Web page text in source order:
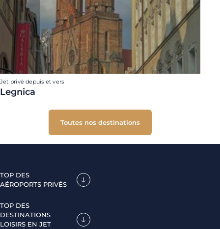
Jet privé depuis et vers
Legnica
Toutes nos destinations
TOP DES
AÉROPORTS PRIVÉS
TOP DES
DESTINATIONS
LOISIRS EN JET